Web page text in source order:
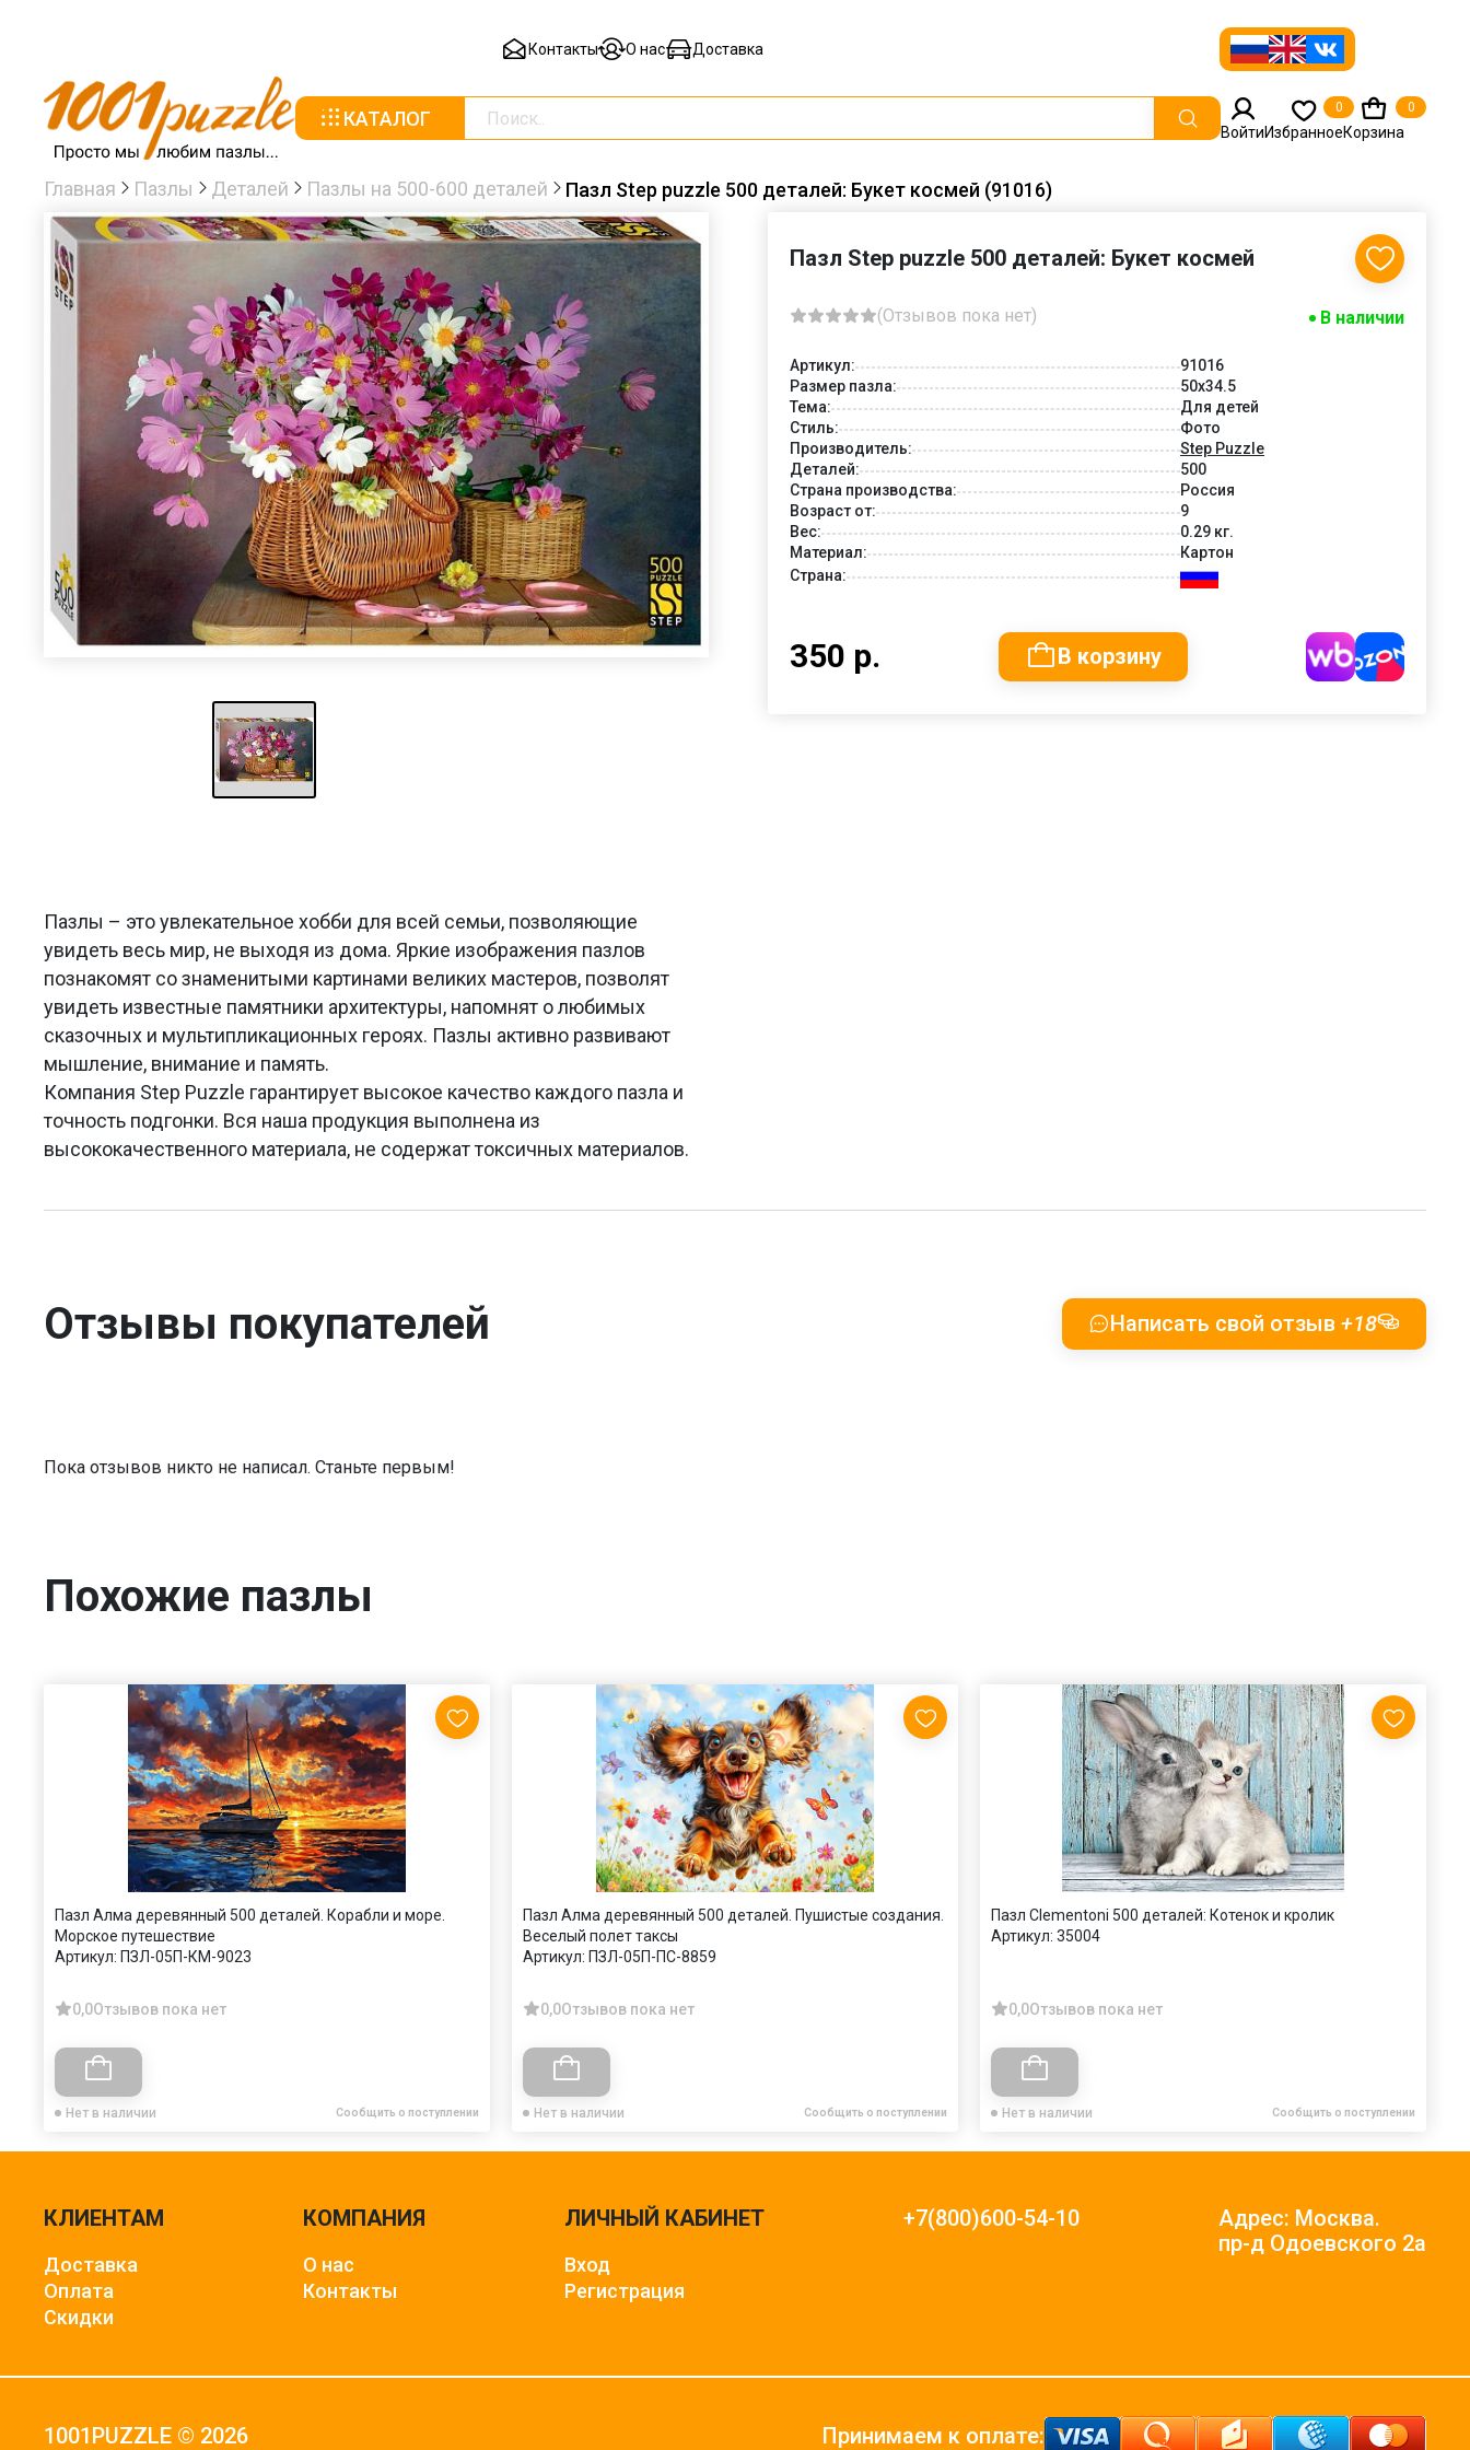
Контакты О нас Доставка
КАТАЛОГ
ВойтиИзбранное
0
Корзина
0
Главная Пазлы Деталей Пазлы на 500-600 деталей Пазл Step puzzle 500 деталей: Букет космей (91016)
Пазлы – это увлекательное хобби для всей семьи, позволяющие
увидеть весь мир, не выходя из дома. Яркие изображения пазлов
познакомят со знаменитыми картинами великих мастеров, позволят
увидеть известные памятники архитектуры, напомнят о любимых
сказочных и мультипликационных героях. Пазлы активно развивают
мышление, внимание и память.
Компания Step Puzzle гарантирует высокое качество каждого пазла и
точность подгонки. Вся наша продукция выполнена из
высококачественного материала, не содержат токсичных материалов.
Пазл Step puzzle 500 деталей: Букет космей
(Отзывов пока нет) В наличии
Артикул:
91016
Размер пазла:
50x34.5
Тема:
Для детей
Стиль:
Фото
Производитель:
Step Puzzle
Деталей:
500
Страна производства:
Россия
Возраст от:
9
Вес:
0.29 кг.
Материал:
Картон
Страна:
350 р. В корзину
Отзывы покупателей Написать свой отзыв +18
Пока отзывов никто не написал. Станьте первым!
Похожие пазлы
Пазл Алма деревянный 500 деталей. Корабли и море.
Морское путешествие
Артикул: ПЗЛ-05П-КМ-9023
0,0Отзывов пока нет
Нет в наличии Сообщить о поступлении
Пазл Алма деревянный 500 деталей. Пушистые создания.
Веселый полет таксы
Артикул: ПЗЛ-05П-ПС-8859
0,0Отзывов пока нет
Нет в наличии Сообщить о поступлении
Пазл Clementoni 500 деталей: Котенок и кролик
Артикул: 35004
0,0Отзывов пока нет
Нет в наличии Сообщить о поступлении
КЛИЕНТАМ
Доставка
Оплата
Скидки
КОМПАНИЯ
О нас
Контакты
ЛИЧНЫЙ КАБИНЕТ
Вход
Регистрация
+7(800)600-54-10
Адрес: Москва.
пр-д Одоевского 2а
1001PUZZLE © 2026 Принимаем к оплате: